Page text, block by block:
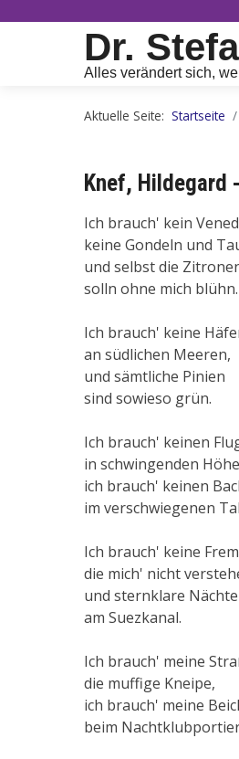
Dr.
Alles verändert sich,
Aktuelle Seite: Startseite
Knef, Hildegard
Ich brauch' kein
keine Gondeln und
und selbst die
solln ohne mich blühn.
Ich brauch' keine
an südlichen Meeren,
und sämtliche Pinien
sind sowieso grün.
Ich brauch' keinen
in schwingenden
ich brauch' keinen
im verschwiegenen
Ich brauch' keine
die mich' nicht
und sternklare Nächte
am Suezkanal.
Ich brauch' meine
die muffige Kneipe,
ich brauch' meine
beim